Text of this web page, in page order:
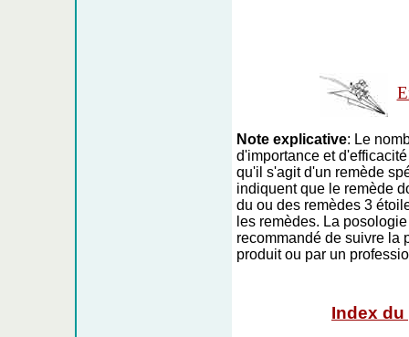
Note explicative: Le
d'importance et
qu'il s'agit d'un remède
indiquent que le remède
du ou des remèdes 3
les remèdes. La
recommandé de suivre la
produit ou par un
Index